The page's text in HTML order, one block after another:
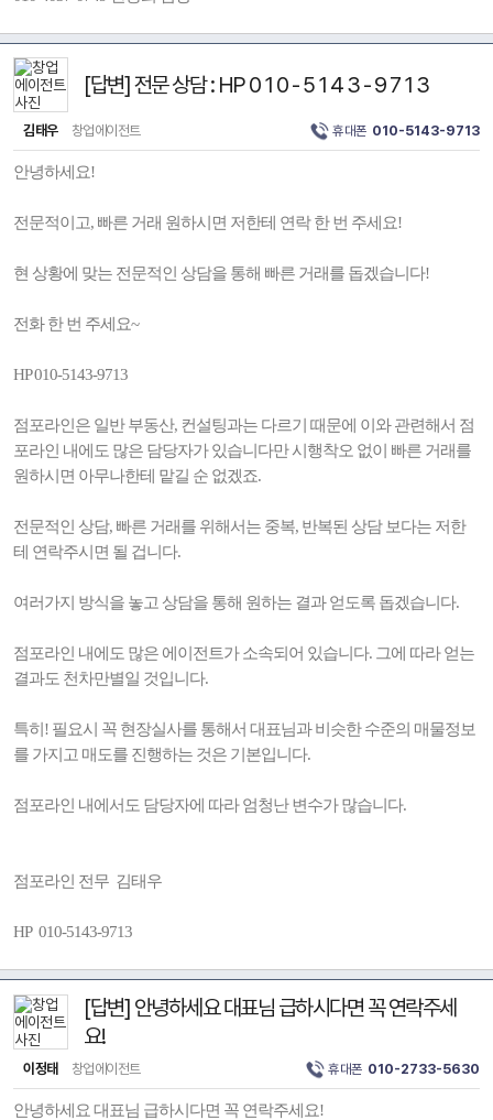
[답변] 전문 상담 : HP 0 1 0 - 5 1 4 3 - 9 7 1 3
김태우 창업에이전트 휴대폰 010-5143-9713
안녕하세요!
전문적이고, 빠른 거래 원하시면 저한테 연락 한 번 주세요!
현 상황에 맞는 전문적인 상담을 통해 빠른 거래를 돕겠습니다!
전화 한 번 주세요~
HP 010-5143-9713
점포라인은 일반 부동산, 컨설팅과는 다르기 때문에 이와 관련해서 점
포라인 내에도 많은 담당자가 있습니다만 시행착오 없이 빠른 거래를
원하시면 아무나한테 맡길 순 없겠죠.
전문적인 상담, 빠른 거래를 위해서는 중복, 반복된 상담 보다는 저한
테 연락주시면 될 겁니다.
여러가지 방식을 놓고 상담을 통해 원하는 결과 얻도록 돕겠습니다.
점포라인 내에도 많은 에이전트가 소속되어 있습니다. 그에 따라 얻는
결과도 천차만별일 것입니다.
특히! 필요시 꼭 현장실사를 통해서 대표님과 비슷한 수준의 매물정보
를 가지고 매도를 진행하는 것은 기본입니다.
점포라인 내에서도 담당자에 따라 엄청난 변수가 많습니다.
점포라인 전무 김태우
HP 010-5143-9713
[답변] 안녕하세요 대표님 급하시다면 꼭 연락주세
요!
이정태 창업에이전트 휴대폰 010-2733-5630
안녕하세요 대표님 급하시다면 꼭 연락주세요!